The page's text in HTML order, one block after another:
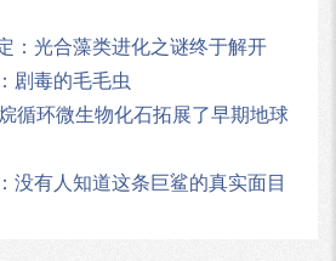
：光合藻类进化之谜终于解开
剧毒的毛毛虫
循环微生物化石拓展了早期地球
没有人知道这条巨鲨的真实面目